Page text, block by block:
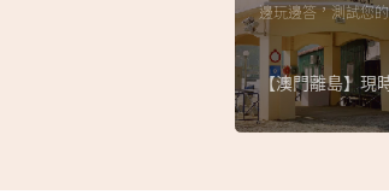
邊玩邊答，測試您
【澳門離島】現